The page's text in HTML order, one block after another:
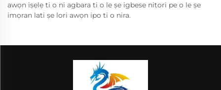
awọn iṣẹlẹ ti o ni agbara ti o le ṣe igbese nitori pe o le ṣe
imọran lati ṣe lori awọn ipo ti o nira.